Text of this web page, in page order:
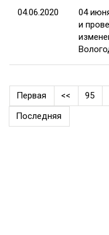
04.06.2020
04
и
Первая <<
95
Последняя